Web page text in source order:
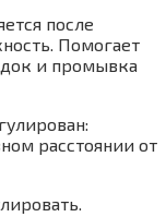
после
Помогает
и промывка
расстоянии от